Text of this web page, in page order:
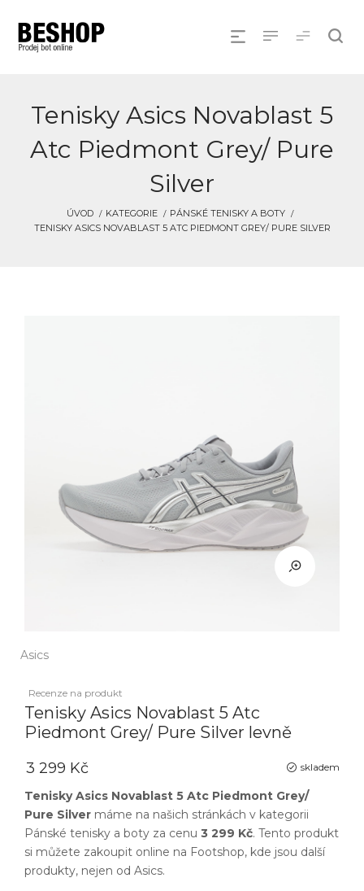
Tenisky Asics Novablast 5
Atc Piedmont Grey/ Pure
Silver
ÚVOD KATEGORIE
PÁNSKÉ TENISKY A BOTY
TENISKY ASICS NOVABLAST 5 ATC PIEDMONT GREY/ PURE SILVER
Asics
Recenze na produkt
Tenisky Asics Novablast 5 Atc
Piedmont Grey/ Pure Silver levně
skladem
3 299 Kč
Tenisky Asics Novablast 5 Atc Piedmont Grey/
Pure Silver máme na našich stránkách v kategorii
Pánské tenisky a boty za cenu 3 299 Kč. Tento produkt
si můžete zakoupit online na Footshop, kde jsou další
produkty, nejen od Asics.